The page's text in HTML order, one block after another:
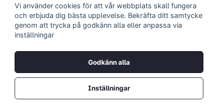
Fathantering
Emballage & Tillbehör
Lager & Kontor
Hygien- & Städartiklar
Outlet
Copyright © 2026 Myrins Industri AB
Alla rättigheter reserverade.
Priser visas i svenska kronor (SEK) och är exklusive moms.
Vi använder cookies för att vår webbplats skall fungera
och erbjuda dig bästa upplevelse. Bekräfta ditt samtycke
genom att trycka på godkänn alla eller anpassa via
inställningar
Godkänn alla
Inställningar